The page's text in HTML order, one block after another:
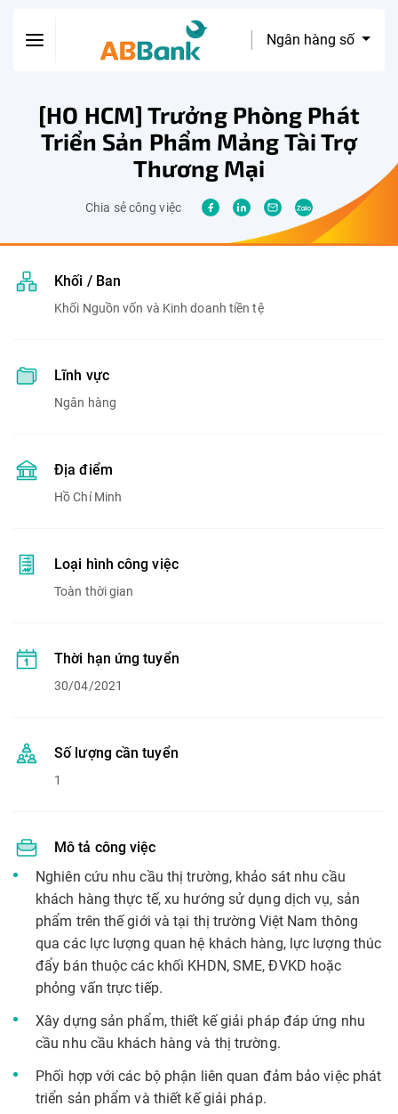
Ngân hàng số
[HO HCM] Trưởng Phòng Phát
Triển Sản Phẩm Mảng Tài Trợ
Thương Mại
Chia sẻ công việc
Khối / Ban
Khối Nguồn vốn và Kinh doanh tiền tệ
Lĩnh vực
Ngân hàng
Địa điểm
Hồ Chí Minh
Loại hình công việc
Toàn thời gian
Thời hạn ứng tuyển
30/04/2021
Số lượng cần tuyển
1
Mô tả công việc
Nghiên cứu nhu cầu thị trường, khảo sát nhu cầu
khách hàng thực tế,xu hướng sử dụng dịch vụ, sản
phẩm trên thế giới và tại thị trường Việt Nam thông
qua các lực lượng quan hệ khách hàng, lực lượng thúc
đẩy bán thuộc các khối KHDN, SME, ĐVKD hoặc
phỏng vấn trực tiếp.
Xây dựng sản phẩm, thiết kế giải pháp đáp ứng nhu
cầu nhu cầu khách hàng và thị trường.
Phối hợp với các bộ phận liên quan đảm bảo việc phát
triển sản phẩm và thiết kế giải pháp.